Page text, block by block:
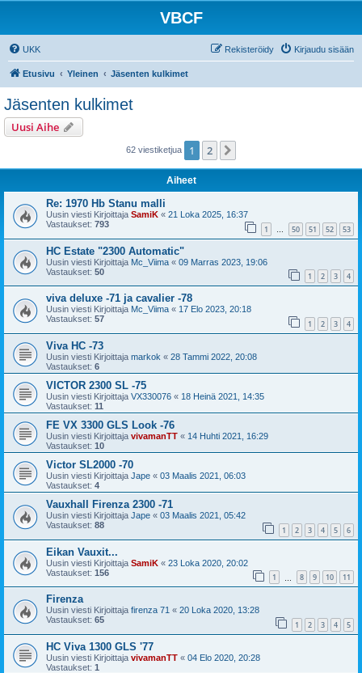
VBCF
UKK Kirjaudu sisään
Rekisteröidy
Etusivu Yleinen Jäsenten kulkimet
Jäsenten kulkimet
Uusi Aihe
62 viestiketjua 1 2
Aiheet
Re: 1970 Hb Stanu malli
Uusin viesti Kirjoittaja SamiK « 21 Loka 2025, 16:37
Vastaukset: 793 1 … 50 51 52 53
HC Estate "2300 Automatic"
Uusin viesti Kirjoittaja Mc_Viima « 09 Marras 2023, 19:06
Vastaukset: 50 1 2 3 4
viva deluxe -71 ja cavalier -78
Uusin viesti Kirjoittaja Mc_Viima « 17 Elo 2023, 20:18
Vastaukset: 57 1 2 3 4
Viva HC -73
Uusin viesti Kirjoittaja markok « 28 Tammi 2022, 20:08
Vastaukset: 6
VICTOR 2300 SL -75
Uusin viesti Kirjoittaja VX330076 « 18 Heinä 2021, 14:35
Vastaukset: 11
FE VX 3300 GLS Look -76
Uusin viesti Kirjoittaja vivamanTT « 14 Huhti 2021, 16:29
Vastaukset: 10
Victor SL2000 -70
Uusin viesti Kirjoittaja Jape « 03 Maalis 2021, 06:03
Vastaukset: 4
Vauxhall Firenza 2300 -71
Uusin viesti Kirjoittaja Jape « 03 Maalis 2021, 05:42
Vastaukset: 88 1 2 3 4 5 6
Eikan Vauxit...
Uusin viesti Kirjoittaja SamiK « 23 Loka 2020, 20:02
Vastaukset: 156 1 8 9 10 11
Firenza
Uusin viesti Kirjoittaja firenza 71 « 20 Loka 2020, 13:28
Vastaukset: 65 1 2 3 4 5
HC Viva 1300 GLS '77
Uusin viesti Kirjoittaja vivamanTT « 04 Elo 2020, 20:28
Vastaukset: 1